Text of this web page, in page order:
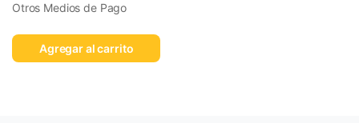
Otros Medios de Pago
Agregar al carrito